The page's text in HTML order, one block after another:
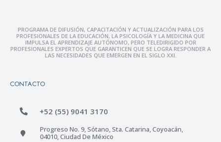
PROGRAMA DE DIFUSIÓN, CAPACITACIÓN Y ACTUALIZACIÓN PARA LOS
PROFESIONALES DE LA EDUCACIÓN, LA PSICOLOGÍA Y LA MEDICINA QUE
IMPULSA EL APRENDIZAJE AUTÓNOMO, PERO TELEDIRIGIDO POR
PROFESIONALES EXPERTOS QUE GARANTICEN QUE SE LOGRA RESPONDER A
LAS NECESIDADES QUE EMERGEN EN EL SIGLO XXI.
CONTACTO
+52 (55) 9041 3170
Progreso No. 9, Sótano, Sta. Catarina, Coyoacán,
04010, Ciudad De México